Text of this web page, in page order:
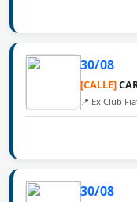
30/08
[CALLE]
📍 Ex Club
30/08